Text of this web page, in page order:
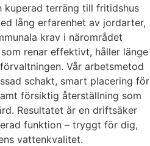
kuperad terräng till fritidshus
lång erfarenhet av jordarter,
krav i närområdet
renar effektivt, håller länge
Vår arbetsmetod
schakt, smart placering för
försiktig återställning som
Resultatet är en driftsäker
funktion – tryggt för dig,
vattenkvalitet.